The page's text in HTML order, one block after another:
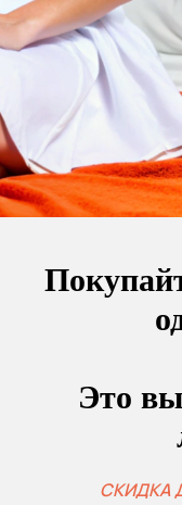
Это
СКИДКА